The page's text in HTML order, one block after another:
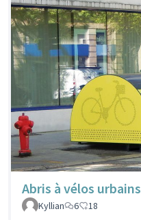
Abris à vélos urbains
Kyllian
6 18